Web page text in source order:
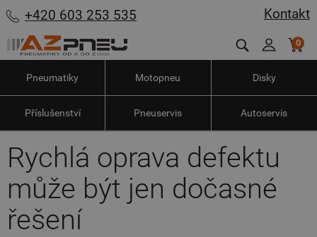
Kontakt
+420 603 253 535
0
Pneumatiky Motopneu Disky
Příslušenství Pneuservis Autoservis
Rychlá oprava defektu
může být jen dočasné
řešení